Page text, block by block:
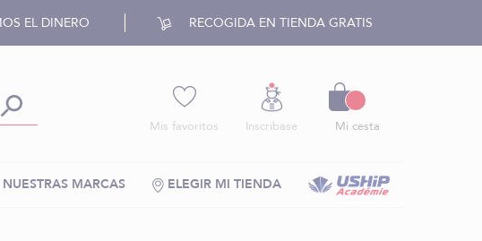
EL DINERO RECOGIDA EN TIENDA GRATIS
Mis favoritos Inscríbase Mi cesta
ELEGIR MI TIENDA
NUESTRAS MARCAS